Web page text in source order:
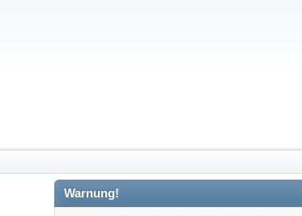
Warnung!